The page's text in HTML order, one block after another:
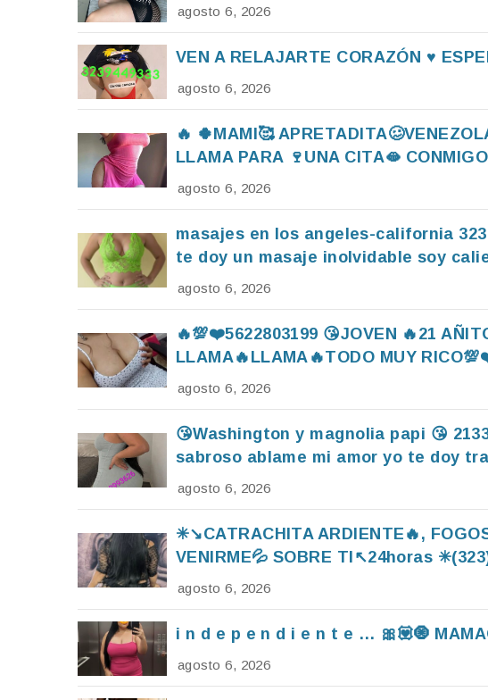
agosto 6, 2026
VEN A RELAJARTE CORAZÓN ♥️
agosto 6, 2026
🔥 🍀MAMI🥰
LLAMA PARA 🍷UNA CITA🫦
agosto 6, 2026
masajes en los angeles-california
te doy un masaje inolvidable soy
agosto 6, 2026
🔥💯❤️5622803199 😘JOVEN 🔥21
LLAMA🔥LLAMA🔥TODO MUY
agosto 6, 2026
😘Washington y magnolia papi 😘
sabroso ablame mi amor yo te doy
agosto 6, 2026
✳↘️CATRACHITA ARDIENTE🔥,
VENIRME💦 SOBRE TI↖️24horas
agosto 6, 2026
i n d e p e n d i e n t e … 🎀💟🧿
agosto 6, 2026